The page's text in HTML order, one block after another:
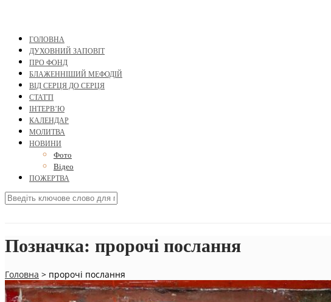
ГОЛОВНА
ДУХОВНИЙ ЗАПОВІТ
ПРО ФОНД
БЛАЖЕННІШИЙ МЕФОДІЙ
ВІД СЕРЦЯ ДО СЕРЦЯ
СТАТТІ
ІНТЕРВ’Ю
КАЛЕНДАР
МОЛИТВА
НОВИНИ
Фото
Відео
ПОЖЕРТВА
Позначка: пророчі послання
Головна > пророчі послання